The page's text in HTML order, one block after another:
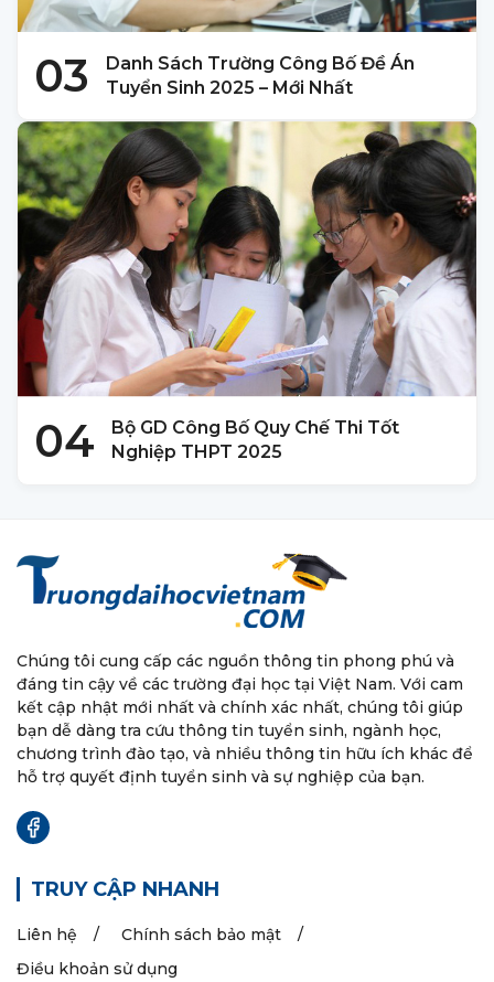
03
Danh Sách Trường Công Bố Đề Án
Tuyển Sinh 2025 – Mới Nhất
04
Bộ GD Công Bố Quy Chế Thi Tốt
Nghiệp THPT 2025
Chúng tôi cung cấp các nguồn thông tin phong phú và
đáng tin cậy về các trường đại học tại Việt Nam. Với cam
kết cập nhật mới nhất và chính xác nhất, chúng tôi giúp
bạn dễ dàng tra cứu thông tin tuyển sinh, ngành học,
chương trình đào tạo, và nhiều thông tin hữu ích khác để
hỗ trợ quyết định tuyển sinh và sự nghiệp của bạn.
TRUY CẬP NHANH
Liên hệ
Chính sách bảo mật
Điều khoản sử dụng